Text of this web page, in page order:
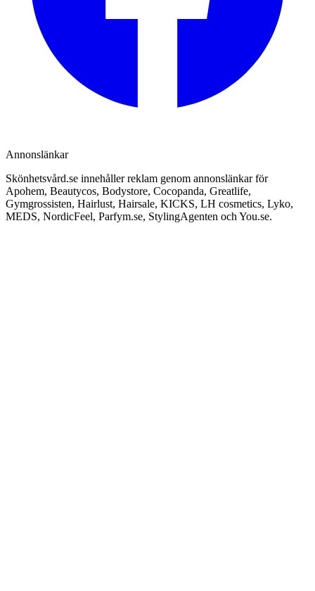
Annonslänkar
Skönhetsvård.se innehåller reklam genom annonslänkar för
Apohem, Beautycos, Bodystore, Cocopanda, Greatlife,
Gymgrossisten, Hairlust, Hairsale, KICKS, LH cosmetics, Lyko,
MEDS, NordicFeel, Parfym.se, StylingAgenten och You.se.